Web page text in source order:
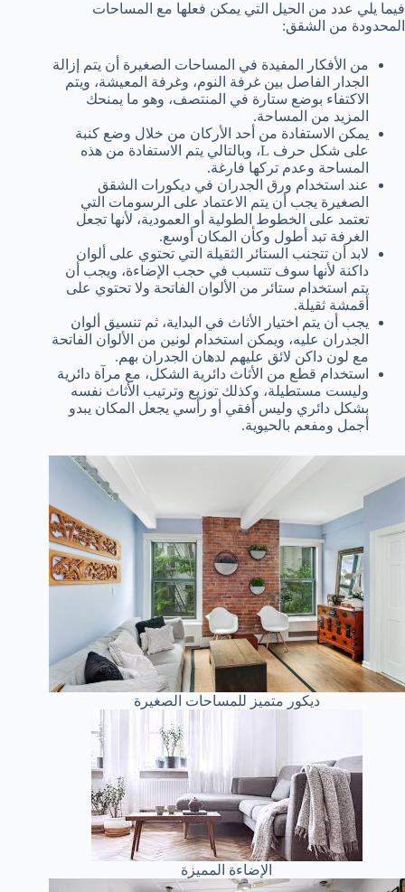
فيما يلي عدد من الحيل التي يمكن فعلها مع المساحات
المحدودة من الشقق:
من الأفكار المفيدة في المساحات الصغيرة أن يتم إزالة
الجدار الفاصل بين غرفة النوم، وغرفة المعيشة، ويتم
الاكتفاء بوضع ستارة في المنتصف، وهو ما يمنحك
المزيد من المساحة.
يمكن الاستفادة من أحد الأركان من خلال وضع كنبة
على شكل حرف L، وبالتالي يتم الاستفادة من هذه
المساحة وعدم تركها فارغة.
عند استخدام ورق الجدران في ديكورات الشقق
الصغيرة يجب أن يتم الاعتماد على الرسومات التي
تعتمد على الخطوط الطولية أو العمودية، لأنها تجعل
الغرفة تبد أطول وكأن المكان أوسع.
لابد أن تتجنب الستائر الثقيلة التي تحتوي على ألوان
داكنة لأنها سوف تتسبب في حجب الإضاءة، ويجب أن
يتم استخدام ستائر من الألوان الفاتحة ولا تحتوي على
أقمشة ثقيلة.
يجب أن يتم اختيار الأثاث في البداية، ثم تنسيق ألوان
الجدران عليه، ويمكن استخدام لونين من الألوان الفاتحة
مع لون داكن لائق عليهم لدهان الجدران بهم.
استخدام قطع من الأثاث دائرية الشكل، مع مرآة دائرية
وليست مستطيلة، وكذلك توزيع وترتيب الأثاث نفسه
بشكل دائري وليس أفقي أو رأسي يجعل المكان يبدو
أجمل ومفعم بالحيوية.
ديكور متميز للمساحات الصغيرة
الإضاءة المميزة